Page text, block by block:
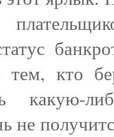
тем, кто
какую-
не